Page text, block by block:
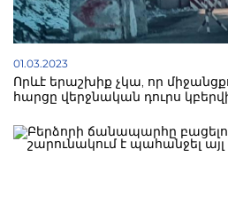
01.03.2023
Որևէ երաշխիք չկա, որ
հարցը վերջնական դուրս